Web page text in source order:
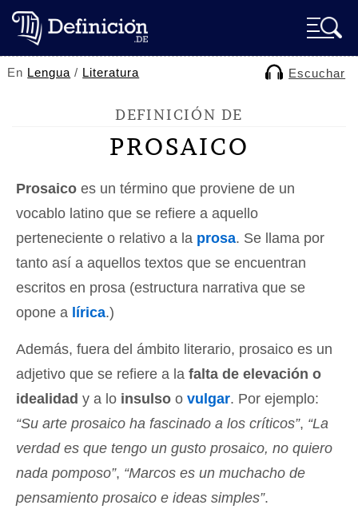
En Lengua / Literatura Escuchar
DEFINICIÓN DE
PROSAICO
Prosaico es un término que proviene de un
vocablo latino que se refiere a aquello
perteneciente o relativo a la prosa. Se llama por
tanto así a aquellos textos que se encuentran
escritos en prosa (estructura narrativa que se
opone a lírica.)
Además, fuera del ámbito literario, prosaico es un
adjetivo que se refiere a la falta de elevación o
idealidad y a lo insulso o vulgar. Por ejemplo:
“Su arte prosaico ha fascinado a los críticos”, “La
verdad es que tengo un gusto prosaico, no quiero
nada pomposo”, “Marcos es un muchacho de
pensamiento prosaico e ideas simples”.